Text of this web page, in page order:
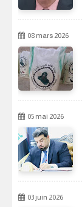
08 mars 2026
05 mai 2026
03 juin 2026